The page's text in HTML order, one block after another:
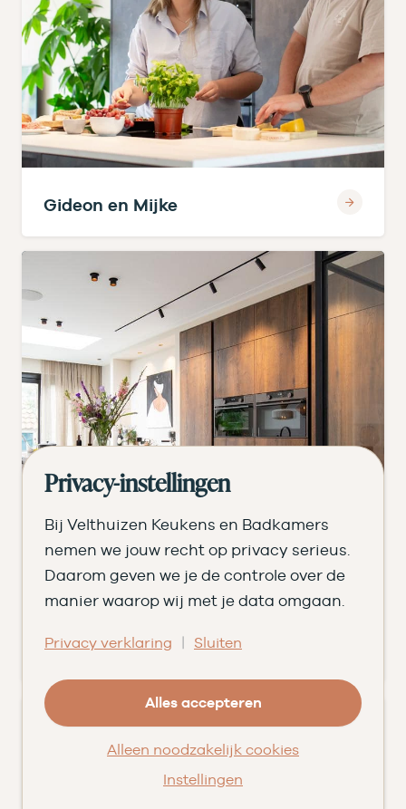
Gideon en Mijke
Familie Uljee
Privacy-instellingen
Bij Velthuizen Keukens en Badkamers
nemen we jouw recht op privacy serieus.
Daarom geven we je de controle over de
manier waarop wij met je data omgaan.
Privacy verklaring | Sluiten
Alles accepteren
Alleen noodzakelijk cookies
Instellingen